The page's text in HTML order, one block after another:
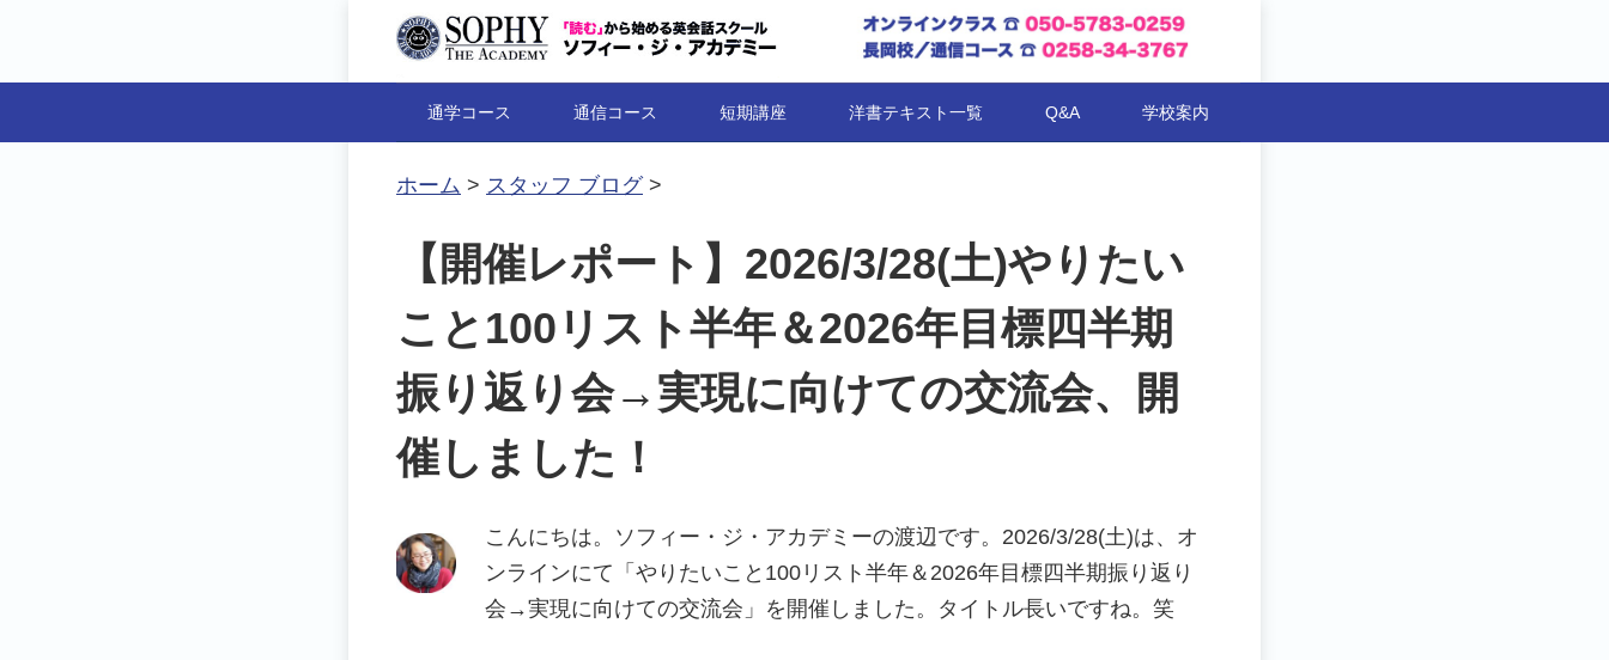
通学コース 通信コース 短期講座 洋書テキスト一覧 Q&A 学校案内
ホーム > スタッフ ブログ>
【開催レポート】2026/3/28(土)やりたい
こと100リスト半年＆2026年目標四半期
振り返り会→実現に向けての交流会、開
催しました！
こんにちは。ソフィー・ジ・アカデミーの渡辺です。2026/3/28(土)は、オ
ンラインにて「やりたいこと100リスト半年＆2026年目標四半期振り返り
会→実現に向けての交流会」を開催しました。タイトル長いですね。笑